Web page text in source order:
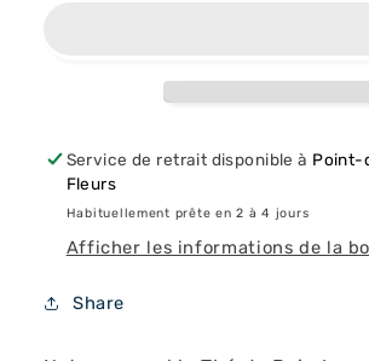
Service de retrait disponible à Point-
Fleurs
Habituellement prête en 2 à 4 jours
Afficher les informations de la
Share